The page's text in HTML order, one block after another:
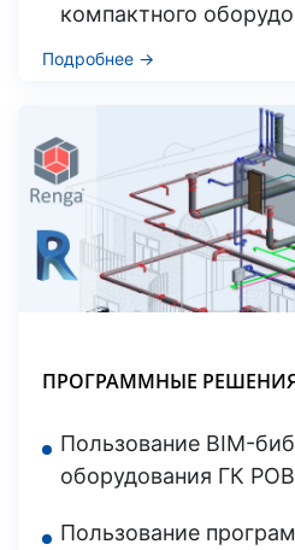
компактного
Подробнее →
ПРОГРАММНЫЕ
Пользование BIM-
оборудования ГК
Пользование